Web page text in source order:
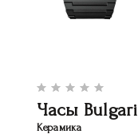
Часы Bulgari
Керамика